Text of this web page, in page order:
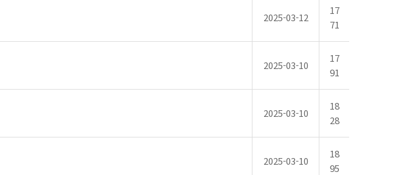
2025-03-12
17
71
2025-03-10
17
91
2025-03-10
18
28
2025-03-10
18
95